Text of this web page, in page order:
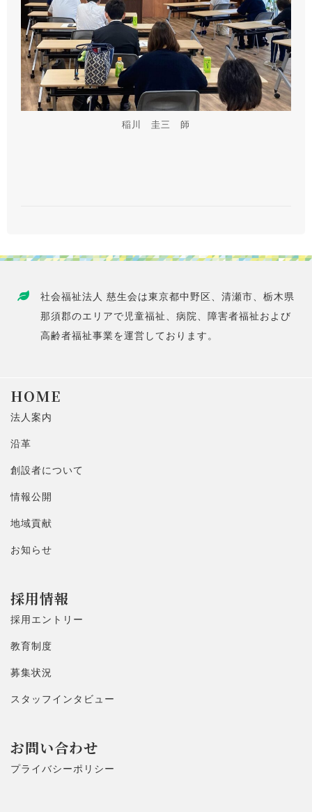
稲川 圭三 師
社会福祉法人 慈生会は東京都中野区、清瀬市、栃木県
那須郡のエリアで児童福祉、病院、障害者福祉および
高齢者福祉事業を運営しております。
HOME
法人案内
沿革
創設者について
情報公開
地域貢献
お知らせ
採用情報
採用エントリー
教育制度
募集状況
スタッフインタビュー
お問い合わせ
プライバシーポリシー